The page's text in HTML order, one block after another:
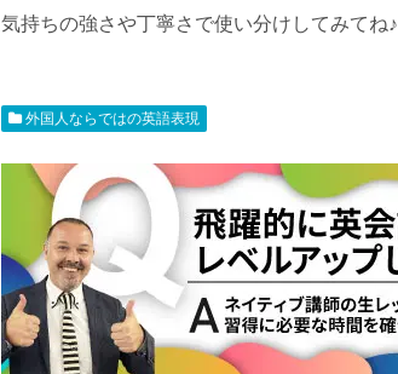
気持ちの強さや丁寧さで使い分けしてみてね♪
外国人ならではの英語表現